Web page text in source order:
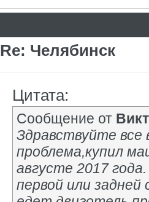
Re: Челябинск
Цитата:
Сообщение от
Здравствуйте
проблема,купил
августе 2017
первой или